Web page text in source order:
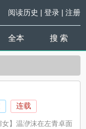
阅读历史 | 登录| 注册
全本 搜 索
连载
女】温洢沫在左青卓面